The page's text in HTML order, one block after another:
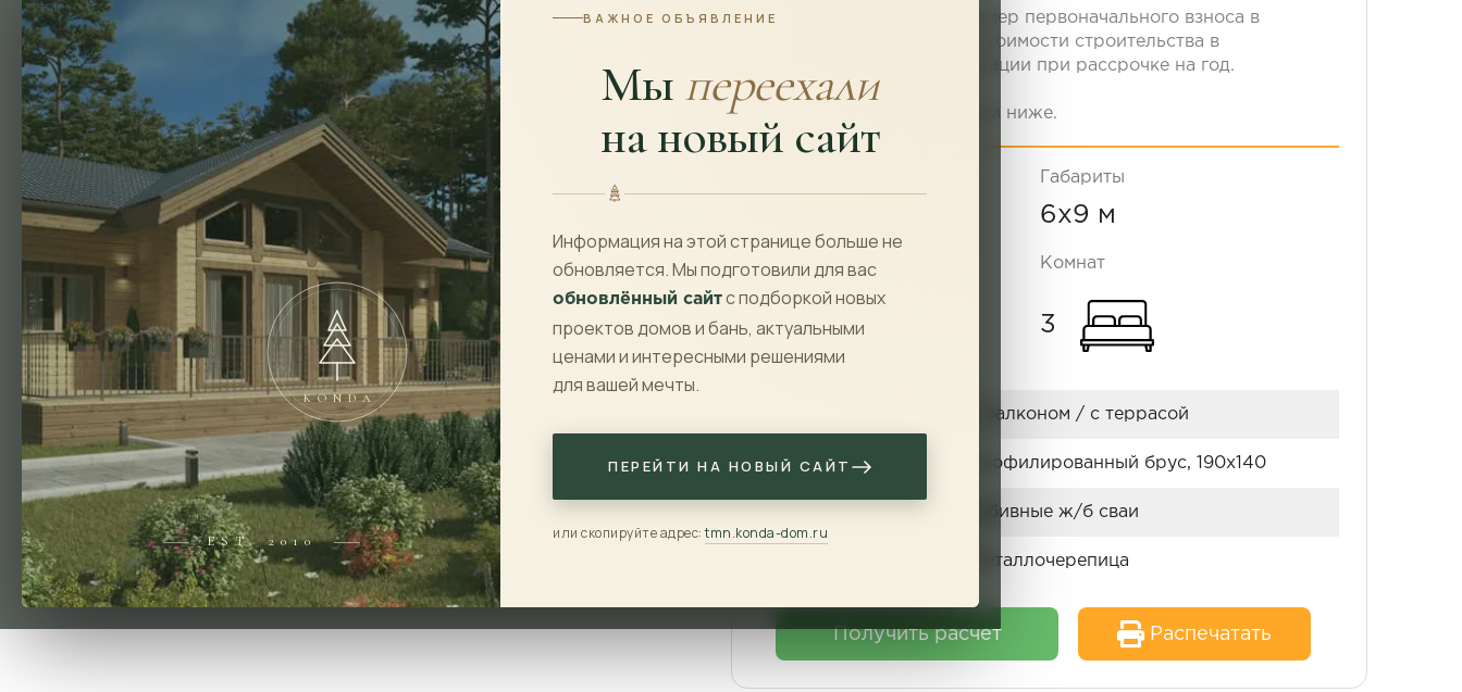
KONDA
EST. 2010
ВАЖНОЕ ОБЪЯВЛЕНИЕ
Мыпереехали
на новый сайт
Информация на этой странице больше не
обновляется. Мы подготовили для вас
обновлённый сайт с подборкой новых
проектов домов и бань, актуальными
ценами и интересными решениями
для вашей мечты.
ПЕРЕЙТИ НА НОВЫЙ САЙТ
или скопируйте адрес:tmn.konda-dom.ru
*Ориентировочный размер первоначального взноса в
объеме 20% от общей стоимости строительства в
предчистовой комплектации при рассрочке на год.
Подробности в описании ниже.
Габариты
6x9 м
Санузлов
1
Комнат
3
с балконом / с террасой
Материал: профилированный брус, 190x140
забивные ж/б сваи
Металлочерепица
Получить расчет Распечатать